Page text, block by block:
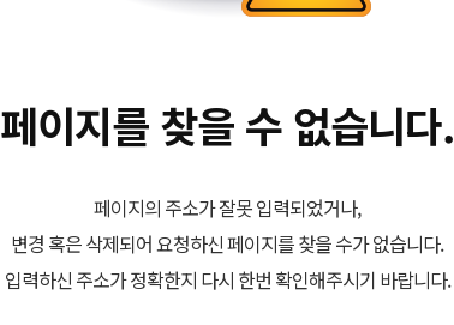
페이지를 찾을 수 없습니다.
페이지의 주소가 잘못 입력되었거나,
변경 혹은 삭제되어 요청하신 페이지를 찾을 수가 없습니다.
입력하신 주소가 정확한지 다시 한번 확인해주시기 바랍니다.